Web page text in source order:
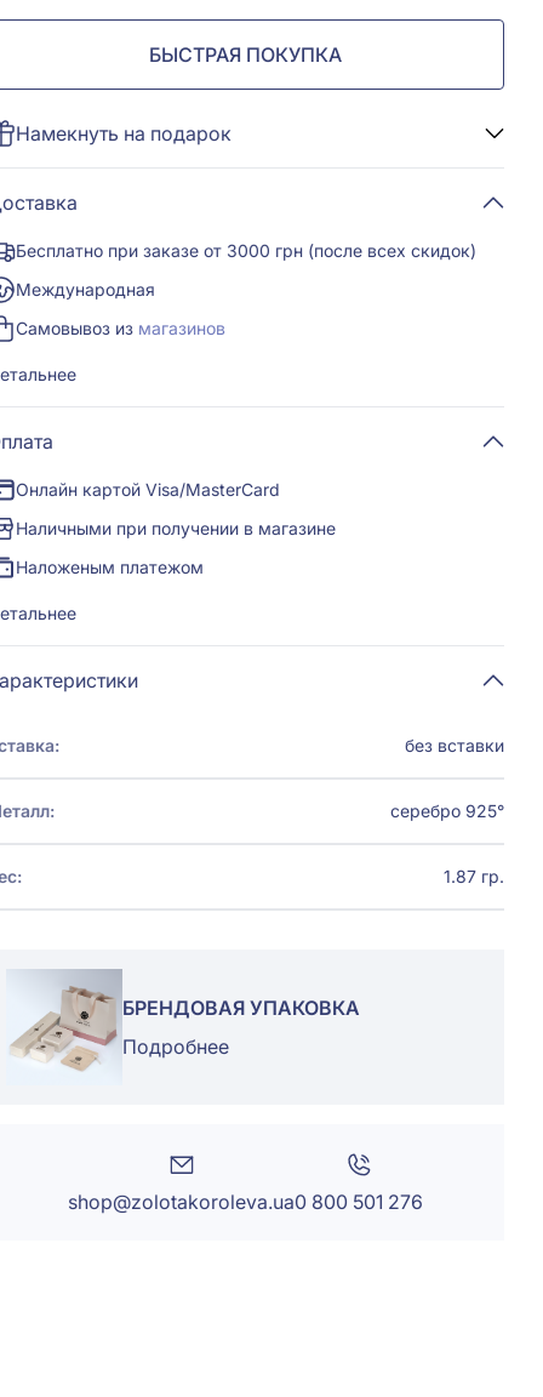
БЫСТРАЯ ПОКУПКА
Намекнуть на подарок
Бесплатно при заказе от 3000 грн (после всех скидок)
Международная
Самовывоз из магазинов
Онлайн картой Visa/MasterCard
Наличными при получении в магазине
Наложеным платежом
без вставки
серебро 925°
1.87 гр.
БРЕНДОВАЯ УПАКОВКА
Подробнее
shop@zolotakoroleva.ua0 800 501 276